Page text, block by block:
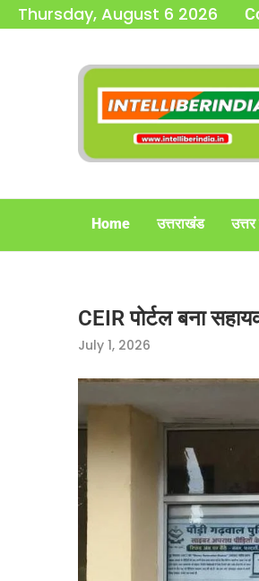
Thursday, August 6 2026
Home उत्तराखंड
CEIR पोर्टल बना
July 1, 2026